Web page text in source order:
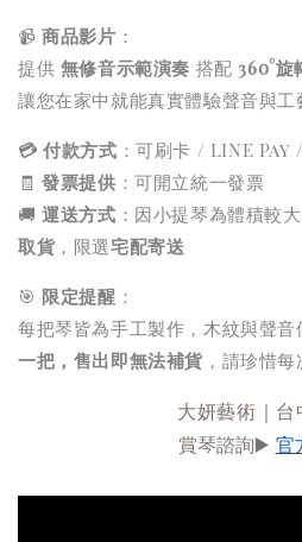
📹商品影片 ：
提供 無修音示範演奏 搭配360°旋
讓您在家中就能真實體驗聲音與工
💳 付款方式 ：可刷卡 / LINE Pay
🧾發票提供 ：可開立統一發票
🚚運送方式 ：因小提琴為體積較
取貨，限選宅配寄送
🎯 限定提醒 ：
每把琴皆為手工製作，木紋與聲
一把，售出即無法補貨 ，請珍惜
大妍藝術｜台
賞琴諮詢▶️ 官